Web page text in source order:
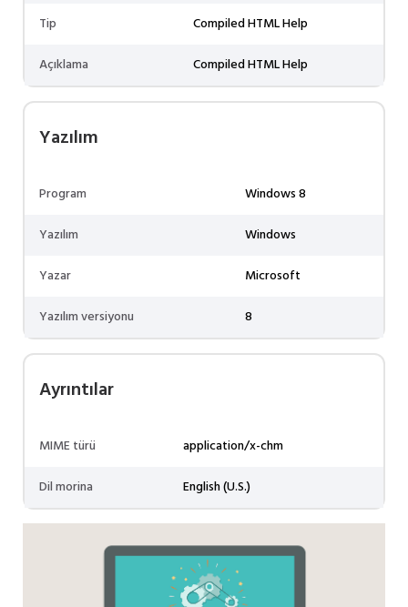
Tip
Compiled HTML Help
Açıklama
Compiled HTML Help
Yazılım
Program
Windows 8
Yazılım
Windows
Yazar
Microsoft
Yazılım versiyonu
8
Ayrıntılar
MIME türü
application/x-chm
Dil morina
English (U.S.)